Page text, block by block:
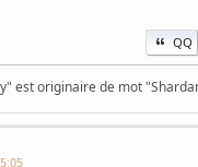
QQ
est originaire de mot